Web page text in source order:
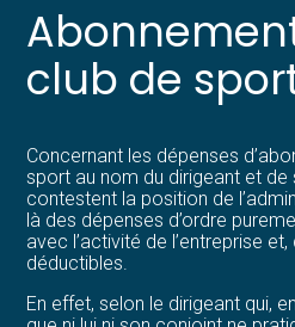
club de
Concernant les dépenses
sport au nom du dirigeant et
contestent la position de
là des dépenses d’ordre
avec l’activité de l’entreprise
déductibles.
En effet, selon le dirigeant qui,